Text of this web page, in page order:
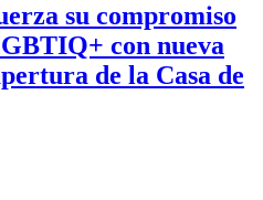
su compromiso
con nueva
de la Casa de